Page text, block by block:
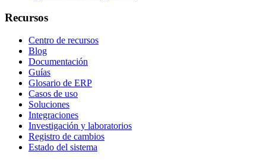
Recursos
Centro de recursos
Blog
Documentación
Guías
Glosario de ERP
Casos de uso
Soluciones
Integraciones
Investigación y laboratorios
Registro de cambios
Estado del sistema